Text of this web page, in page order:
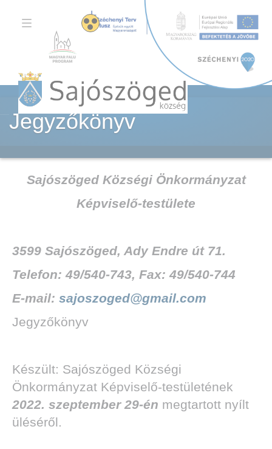
TOGGLE
NAVIGATION
Jegyzőkönyv
Sajószöged Községi Önkormányzat
Képviselő-testülete
3599 Sajószöged, Ady Endre út 71.
Telefon: 49/540-743, Fax: 49/540-744
E-mail: sajoszoged@gmail.com
Jegyzőkönyv
Készült: Sajószöged Községi
Önkormányzat Képviselő-testületének
2022. szeptember 29-én megtartott nyílt
üléséről.